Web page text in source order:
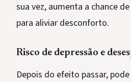
sua vez, aumenta a chance
para aliviar desconforto.
Risco de depressão e
Depois do efeito passar,